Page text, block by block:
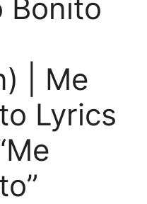
Bonito
| Me
Lyrics